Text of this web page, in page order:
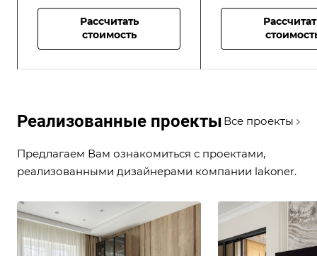
Рассчитать
стоимость
Реализованные проекты Все проекты
Предлагаем Вам ознакомиться с проектами,
реализованными дизайнерами компании lakoner.